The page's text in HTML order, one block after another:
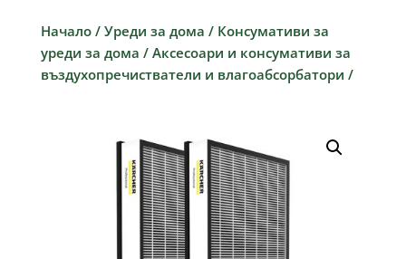
Начало/ Уреди за дома / Консумативи за
уреди за дома / Аксесоари и консумативи за
въздухопречистватели и влагоабсорбатори /